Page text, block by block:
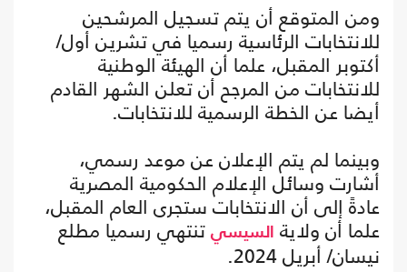
ومن المتوقع أن يتم تسجيل المرشحين
للانتخابات الرئاسية رسميا في تشرين أول/
أكتوبر المقبل، علما أن الهيئة الوطنية
للانتخابات من المرجح أن تعلن الشهر القادم
أيضا عن الخطة الرسمية للانتخابات.
وبينما لم يتم الإعلان عن موعد رسمي،
أشارت وسائل الإعلام الحكومية المصرية
عادةً إلى أن الانتخابات ستجرى العام المقبل،
علما أن ولاية السيسي تنتهي رسميا مطلع
نيسان/ أبريل 2024.